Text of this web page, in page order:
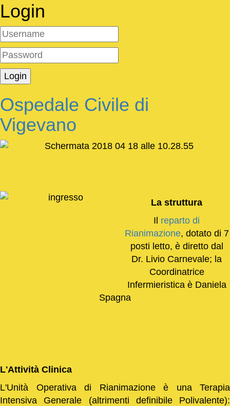
Login
Ospedale Civile di
Vigevano
La struttura
Il reparto di
Rianimazione, dotato di 7
posti letto, è diretto dal
Dr. Livio Carnevale; la
Coordinatrice
Infermieristica è Daniela
Spagna
L'Attività Clinica
L'Unità Operativa di Rianimazione è una Terapia
Intensiva Generale (altrimenti definibile Polivalente):